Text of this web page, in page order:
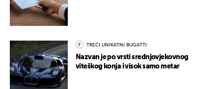
TREĆI UNIKATNI BUGATTI
Nazvan je po vrsti srednjovjekovnog
viteškog konja i visok samo metar